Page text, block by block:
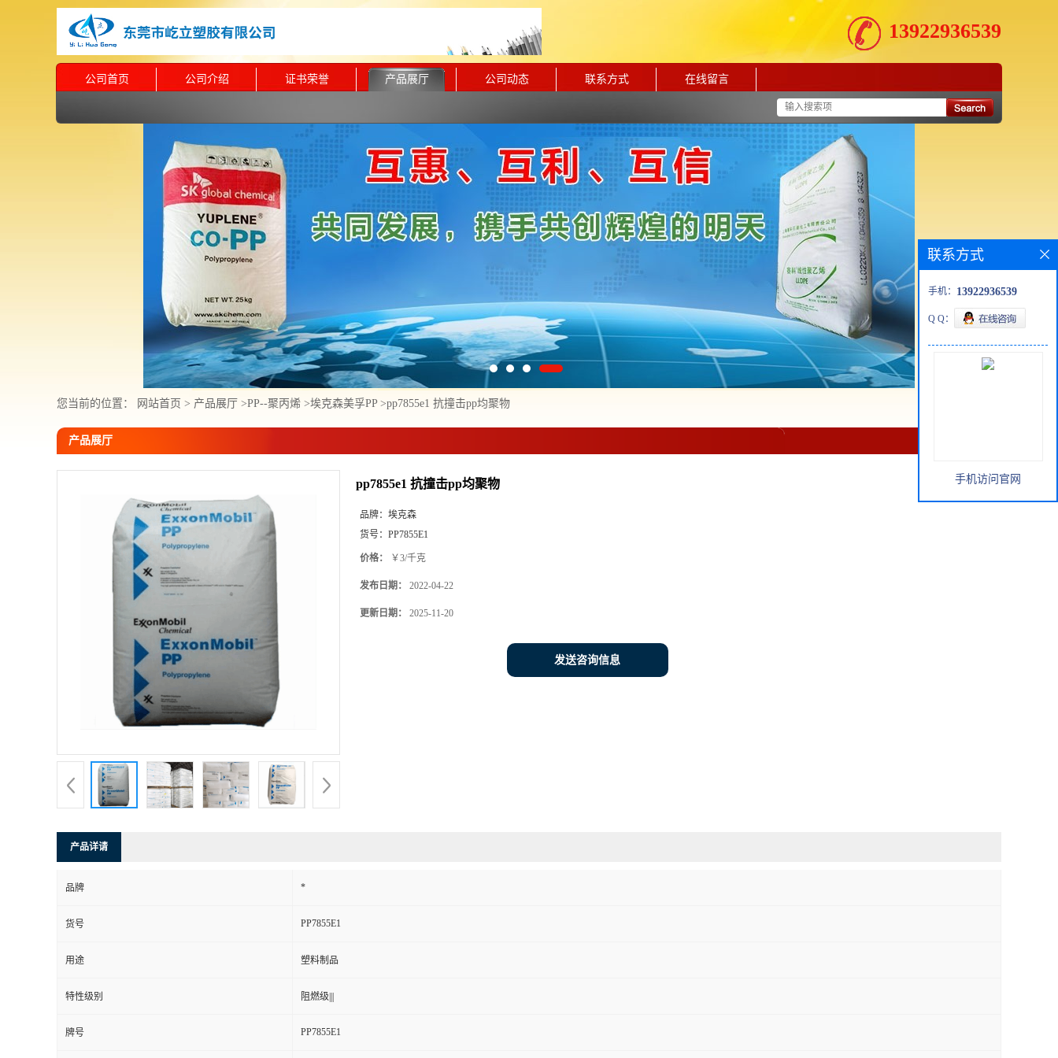
13922936539
公司首页 公司介绍 证书荣誉 产品展厅 公司动态 联系方式 在线留言
您当前的位置： 网站首页 > 产品展厅 >PP--聚丙烯 >埃克森美孚PP >pp7855e1 抗撞击pp均聚物
产品展厅
pp7855e1 抗撞击pp均聚物
品牌： 埃克森
货号： PP7855E1
价格： ￥3/千克
发布日期： 2022-04-22
更新日期： 2025-11-20
发送咨询信息
产品详请
品牌 *
货号 PP7855E1
用途 塑料制品
特性级别 阻燃级|||
牌号 PP7855E1
联系方式
手机： 13922936539
Q Q：
手机访问官网